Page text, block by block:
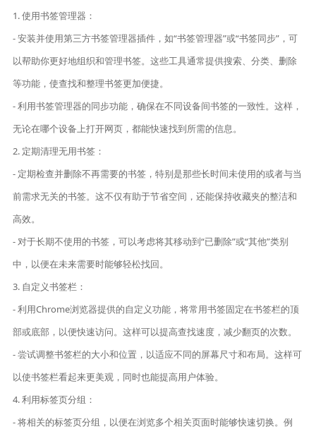
1. 使用书签管理器：
- 安装并使用第三方书签管理器插件，如“书签管理器”或“书签同步”，可
以帮助你更好地组织和管理书签。这些工具通常提供搜索、分类、删除
等功能，使查找和整理书签更加便捷。
- 利用书签管理器的同步功能，确保在不同设备间书签的一致性。这样，
无论在哪个设备上打开网页，都能快速找到所需的信息。
2. 定期清理无用书签：
- 定期检查并删除不再需要的书签，特别是那些长时间未使用的或者与当
前需求无关的书签。这不仅有助于节省空间，还能保持收藏夹的整洁和
高效。
- 对于长期不使用的书签，可以考虑将其移动到“已删除”或“其他”类别
中，以便在未来需要时能够轻松找回。
3. 自定义书签栏：
- 利用Chrome浏览器提供的自定义功能，将常用书签固定在书签栏的顶
部或底部，以便快速访问。这样可以提高查找速度，减少翻页的次数。
- 尝试调整书签栏的大小和位置，以适应不同的屏幕尺寸和布局。这样可
以使书签栏看起来更美观，同时也能提高用户体验。
4. 利用标签页分组：
- 将相关的标签页分组，以便在浏览多个相关页面时能够快速切换。例